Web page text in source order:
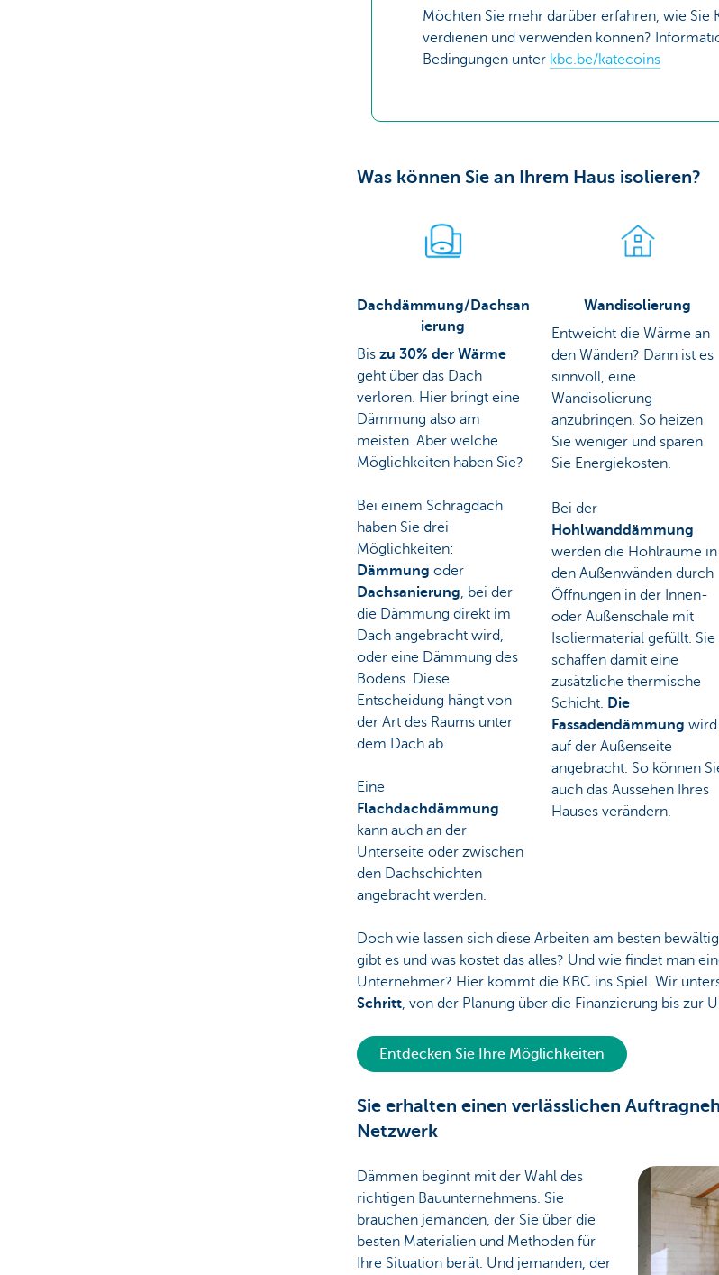
Möchten Sie mehr darüber erfahren, wie Sie
verdienen und verwenden können?
Bedingungen unter kbc.be/katecoins
Was können Sie an Ihrem Haus isolieren?
Dachdämmung/Dachsan
ierung
Bis zu 30% der Wärme
geht über das Dach
verloren. Hier bringt eine
Dämmung also am
meisten. Aber welche
Möglichkeiten haben Sie?
Bei einem Schrägdach
haben Sie drei
Möglichkeiten:
Dämmung oder
Dachsanierung, bei der
die Dämmung direkt im
Dach angebracht wird,
oder eine Dämmung des
Bodens. Diese
Entscheidung hängt von
der Art des Raums unter
dem Dach ab.
Eine
Flachdachdämmung
kann auch an der
Unterseite oder zwischen
den Dachschichten
angebracht werden.
Wandisolierung
Entweicht die Wärme an
den Wänden? Dann ist es
sinnvoll, eine
Wandisolierung
anzubringen. So heizen
Sie weniger und sparen
Sie Energiekosten.
Bei der
Hohlwanddämmung
werden die Hohlräume in
den Außenwänden durch
Öffnungen in der Innen-
oder Außenschale mit
Isoliermaterial gefüllt. Sie
schaffen damit eine
zusätzliche thermische
Schicht. Die
Fassadendämmung wird
auf der Außenseite
angebracht. So können
auch das Aussehen Ihres
Hauses verändern.
Doch wie lassen sich diese Arbeiten am besten
gibt es und was kostet das alles? Und wie findet man
Unternehmer? Hier kommt die KBC ins Spiel. Wir
Schritt, von der Planung über die Finanzierung bis zur
Entdecken Sie Ihre Möglichkeiten
Sie erhalten einen verlässlichen
Netzwerk
Dämmen beginnt mit der Wahl des
richtigen Bauunternehmens. Sie
brauchen jemanden, der Sie über die
besten Materialien und Methoden für
Ihre Situation berät. Und jemanden, der